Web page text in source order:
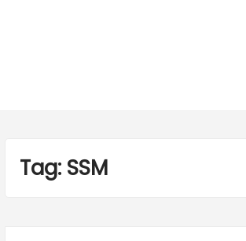
Tag: SSM